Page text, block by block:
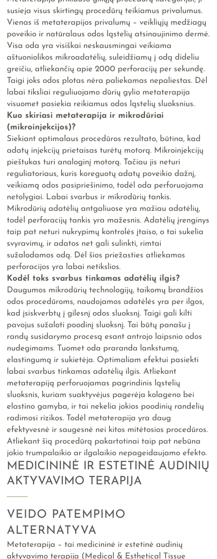
susieja visus skirtingų procedūrų teikiamus privalumus.
Vienas iš metaterapijos privalumų – veikliųjų medžiagų
poveikio ir natūralaus odos ląstelių atsinaujinimo dermė.
Visa oda yra visiškai neskausmingai veikiama
aštuoniolikos mikroadatėlių, suleidžiamų į odą dideliu
greičiu, atliekančių apie 2000 perforacijų per sekundę.
Taigi joks odos plotas nėra paliekamas nepaliestas. Dėl
labai tiksliai reguliuojamo dūrių gylio metaterapija
visuomet pasiekia reikiamus odos ląstelių sluoksnius.
Kuo skiriasi metaterapija ir mikrodūriai
(mikroinjekcijos)?
Siekiant optimalaus procedūros rezultato, būtina, kad
adatų injekcijų prietaisas turėtų motorą. Mikroinjekcijų
pieštukas turi analoginį motorą. Tačiau jis neturi
reguliatoriaus, kuris koreguotų adatų poveikio dažnį,
veikiamą odos pasipriešinimo, todėl oda perforuojama
netolygiai. Labai svarbus ir mikrodūrių tankis.
Mikrodūrių adatėlių antgaliuose yra mažiau adatėlių,
todėl perforacijų tankis yra mažesnis. Adatėlių įrenginys
taip pat neturi nukrypimų kontrolės įtaiso, o tai sukelia
svyravimų, ir adatos net gali sulinkti, rimtai
sužalodamos odą. Dėl šios priežasties atliekamos
perforacijos yra labai netikslios.
Kodėl toks svarbus tinkamas adatėlių ilgis?
Daugumos mikrodūrių technologijų, taikomų brandžios
odos procedūroms, naudojamos adatėlės yra per ilgos,
kad įsiskverbtų į gilesnį odos sluoksnį. Taigi gali kilti
pavojus sužaloti poodinį sluoksnį. Tai būtų panašu į
randų susidarymo procesą esant antrojo laipsnio odos
nudegimams. Tuomet oda praranda lankstumą,
elastingumą ir sukietėja. Optimaliam efektui pasiekti
labai svarbus tinkamas adatėlių ilgis. Atliekant
metaterapiją perforuojamas pagrindinis ląstelių
sluoksnis, kuriam suaktyvėjus pagerėja kolageno bei
elastino gamyba, ir tai nekelia jokios poodinių randelių
radimosi rizikos. Todėl metaterapija yra daug
efektyvesnė ir saugesnė nei kitos mitėtosios procedūros.
Atliekant šią procedūrą pakartotinai taip pat nebūna
jokio trumpalaikio ar ilgalaikio nepageidaujamo efekto.
MEDICININĖ IR ESTETINĖ AUDINIŲ
AKTYVAVIMO TERAPIJA
VEIDO PATEMPIMO
ALTERNATYVA
Metaterapija – tai medicininė ir estetinė audinių
aktyvavimo terapija (Medical & Esthetical Tissue